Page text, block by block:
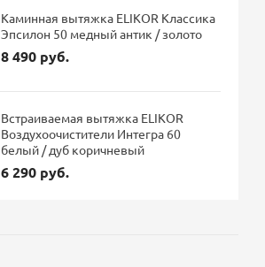
Каминная вытяжка ELIKOR Классика
Эпсилон 50 медный антик / золото
8 490 руб.
Встраиваемая вытяжка ELIKOR
Воздухоочистители Интегра 60
белый / дуб коричневый
6 290 руб.